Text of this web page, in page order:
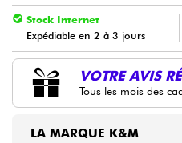
Eveil Musical
Câbles & Access.
HiFi
Stock Internet
Expédiable en 2 à 3 jours
VOTRE AVIS
Tous les mois des
LA MARQUE K&M